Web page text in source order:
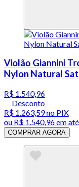
Violão Giannini
Nylon Natural
R$ 1.540,96
Desconto
R$ 1.263,59no PIX
ou R$ 1.540,96em até
COMPRAR AGORA